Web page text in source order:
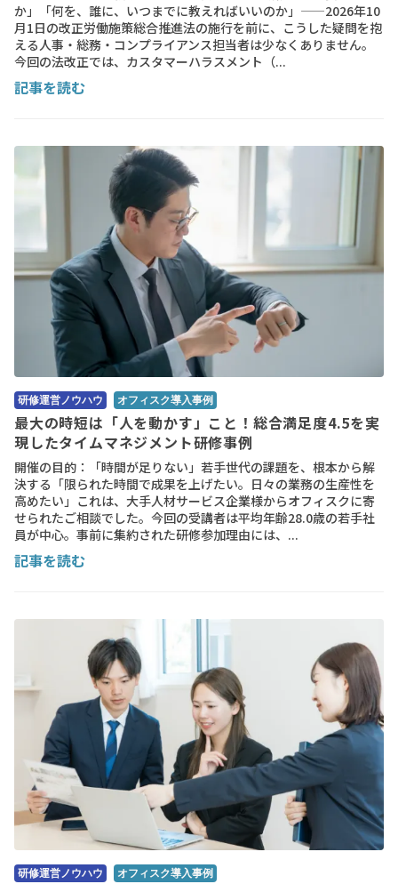
か」「何を、誰に、いつまでに教えればいいのか」——2026年10
月1日の改正労働施策総合推進法の施行を前に、こうした疑問を抱
える人事・総務・コンプライアンス担当者は少なくありません。
今回の法改正では、カスタマーハラスメント（...
記事を読む
研修運営ノウハウ オフィスク導入事例
最大の時短は「人を動かす」こと！総合満足度4.5を実
現したタイムマネジメント研修事例
開催の目的：「時間が足りない」若手世代の課題を、根本から解
決する「限られた時間で成果を上げたい。日々の業務の生産性を
高めたい」これは、大手人材サービス企業様からオフィスクに寄
せられたご相談でした。今回の受講者は平均年齢28.0歳の若手社
員が中心。事前に集約された研修参加理由には、...
記事を読む
研修運営ノウハウ オフィスク導入事例